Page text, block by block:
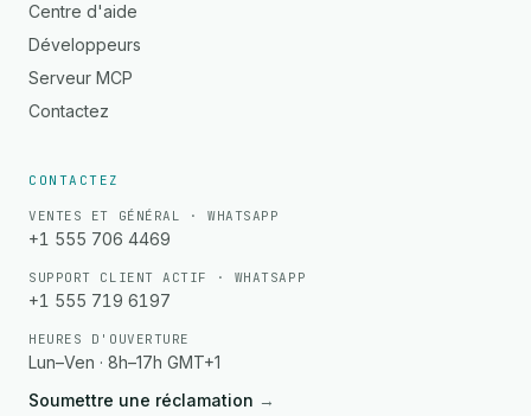
Centre d'aide
Développeurs
Serveur MCP
Contactez
CONTACTEZ
VENTES ET GÉNÉRAL · WHATSAPP
+1 555 706 4469
SUPPORT CLIENT ACTIF · WHATSAPP
+1 555 719 6197
HEURES D'OUVERTURE
Lun–Ven · 8h–17h GMT+1
Soumettre une réclamation →